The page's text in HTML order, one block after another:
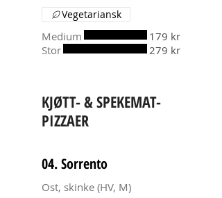
Medium
179 kr
Stor
279 kr
Vegetariansk
KJØTT- & SPEKEMAT-
PIZZAER
04. Sorrento